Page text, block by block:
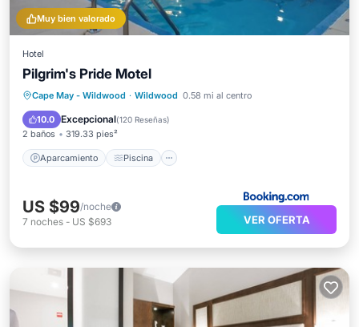
Muy bien valorado
Hotel
Pilgrim's Pride Motel
Cape May - Wildwood · Wildwood 0.58 mi al centro
10.0 Excepcional(120 Reseñas)
2 baños 319.33 pies²
Aparcamiento Piscina
Aparcamiento Piscina
Vista al mar
Balcón/Terraza
US $99/noche
7 noches - US $693 VER OFERTA